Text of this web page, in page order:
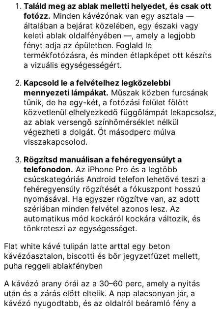
Találd meg az ablak melletti helyedet, és csak ott
fotózz. Minden kávézónak van egy asztala —
általában a bejárat közelében, egy északi vagy
keleti ablak oldalfényében —, amely a legjobb
fényt adja az épületben. Foglald le
termékfotózásra, és minden étlapképet ott készíts
a vizuális egységességért.
Kapcsold le a felvételhez legközelebbi
mennyezeti lámpákat. Műszak közben furcsának
tűnik, de ha egy-két, a fotózási felület fölött
közvetlenül elhelyezkedő függőlámpát lekapcsolsz,
az ablak versengő színhőmérséklet nélkül
végezheti a dolgát. Öt másodperc múlva
visszakapcsolod.
Rögzítsd manuálisan a fehéregyensúlyt a
telefonodon. Az iPhone Pro és a legtöbb
csúcskategóriás Android telefon lehetővé teszi a
fehéregyensúly rögzítését a fókuszpont hosszú
nyomásával. Ha egyszer rögzítve van, az adott
szériában minden felvétel azonos lesz. Az
automatikus mód kockáról kockára változik, és
tönkreteszi az egységességet.
Flat white kávé tulipán latte arttal egy beton
kávézóasztalon, biscotti és bőr jegyzetfüzet mellett,
puha reggeli ablakfényben
A kávézó arany órái az a 30–60 perc, amely a nyitás
után és a zárás előtt eltelik. A nap alacsonyan jár, a
kávézó nyugodtabb, és az oldalról beáramló fény a